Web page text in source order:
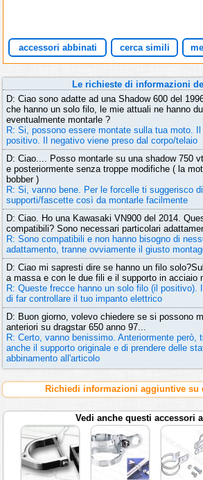
accessori abbinati cerca simili
Le richieste di informazioni
D: Ciao sono adatte ad una Shadow 600 del
che hanno un solo filo, le mie attuali ne hanno
eventualmente montarle ?
R: Si, possono essere montate sulla tua moto.
positivo. Il negativo viene preso dal corpo/telaio
D: Ciao.... Posso montarle su una shadow 750
e posteriormente senza troppe modifiche ( la
bobber )
R: Si, vanno bene. Per le forcelle ti suggerisco
supporti/fascette così da montarle facilmente
D: Ciao. Ho una Kawasaki VN900 del 2014.
compatibili? Sono necessari particolari
R: Sono compatibili e non hanno bisogno di
adattamento, tranne ovviamente il giusto
D: Ciao mi sapresti dire se hanno un filo
a massa e con le due fili e il supporto in acciaio
R: Queste frecce hanno un solo filo (il positivo).
di far controllare il tuo impanto elettrico
D: Buon giorno, volevo chiedere se si possono
anteriori su dragstar 650 anno 97...
R: Certo, vanno benissimo. Anteriormente però,
anche il supporto originale e di prendere delle
abbinamento all'articolo
Richiedi informazioni aggiuntive su
Vedi anche questi accessori